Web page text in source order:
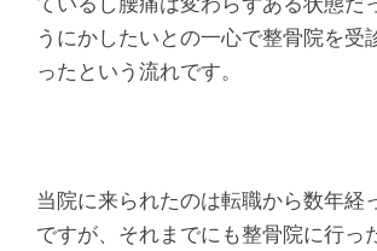
うにかしたいとの一心で整骨院を受
ったという流れです。
当院に来られたのは転職から数年経
ですが、それまでにも整骨院に行っ